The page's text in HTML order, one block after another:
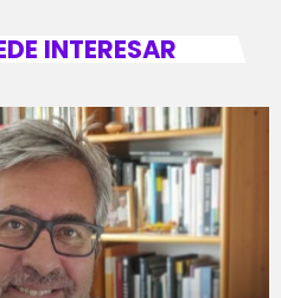
INTERESAR